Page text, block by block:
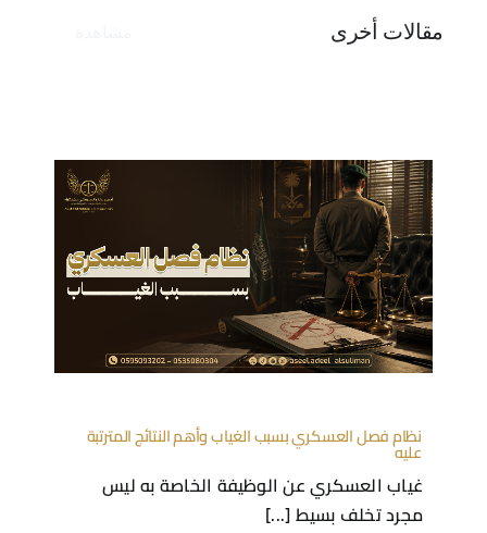
مقالات أخرى
نظام فصل العسكري بسبب الغياب وأهم النتائج المترتبة
عليه
غياب العسكري عن الوظيفة الخاصة به ليس
مجرد تخلف بسيط [...]